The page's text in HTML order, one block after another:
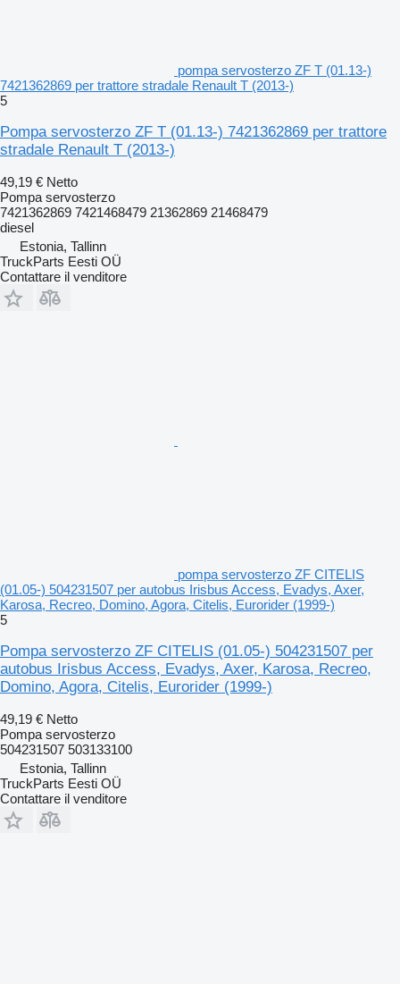
pompa servosterzo ZF T (01.13-)
7421362869 per trattore stradale Renault T (2013-)
5
Pompa servosterzo ZF T (01.13-) 7421362869 per trattore
stradale Renault T (2013-)
49,19 € Netto
Pompa servosterzo
7421362869 7421468479 21362869 21468479
diesel
Estonia, Tallinn
TruckParts Eesti OÜ
Contattare il venditore
pompa servosterzo ZF CITELIS
(01.05-) 504231507 per autobus Irisbus Access, Evadys, Axer,
Karosa, Recreo, Domino, Agora, Citelis, Eurorider (1999-)
5
Pompa servosterzo ZF CITELIS (01.05-) 504231507 per
autobus Irisbus Access, Evadys, Axer, Karosa, Recreo,
Domino, Agora, Citelis, Eurorider (1999-)
49,19 € Netto
Pompa servosterzo
504231507 503133100
Estonia, Tallinn
TruckParts Eesti OÜ
Contattare il venditore